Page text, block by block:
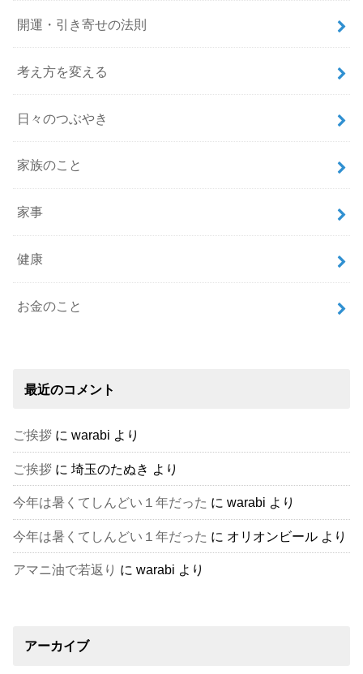
開運・引き寄せの法則
考え方を変える
日々のつぶやき
家族のこと
家事
健康
お金のこと
最近のコメント
ご挨拶 にwarabi より
ご挨拶 に埼玉のたぬき より
今年は暑くてしんどい１年だった にwarabi より
今年は暑くてしんどい１年だった に オリオンビール より
アマニ油で若返り にwarabi より
アーカイブ